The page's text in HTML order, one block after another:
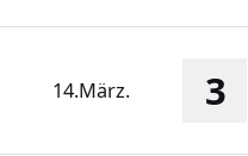
14.März. 3